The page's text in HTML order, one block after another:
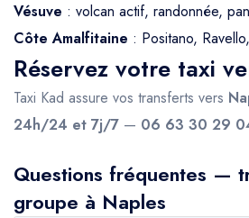
Vésuve : volcan actif, randonnée,
Côte Amalfitaine : Positano,
Réservez votre taxi
Taxi Kad assure vos transferts vers
24h/24 et 7j/7 — 06 63 30 29
Questions fréquentes —
groupe à Naples